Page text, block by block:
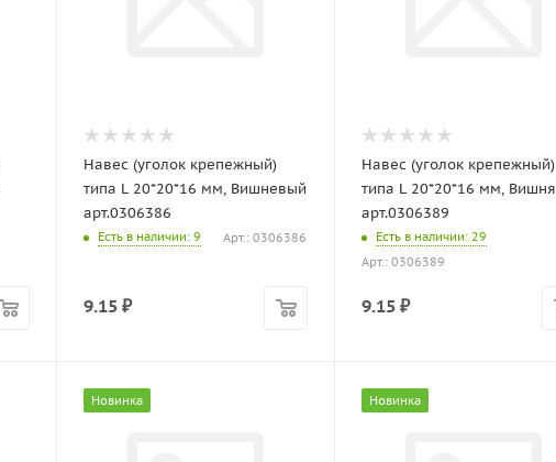
Навес (уголок крепежный)
типа L 20*20*16 мм, Вишневый
арт.0306386
Есть в наличии: 9 Арт.: 0306386
9.15 ₽
Навес (уголок крепежный)
типа L 20*20*16 мм, Вишня
арт.0306389
Есть в наличии: 29
Арт.: 0306389
9.15 ₽
Новинка Новинка